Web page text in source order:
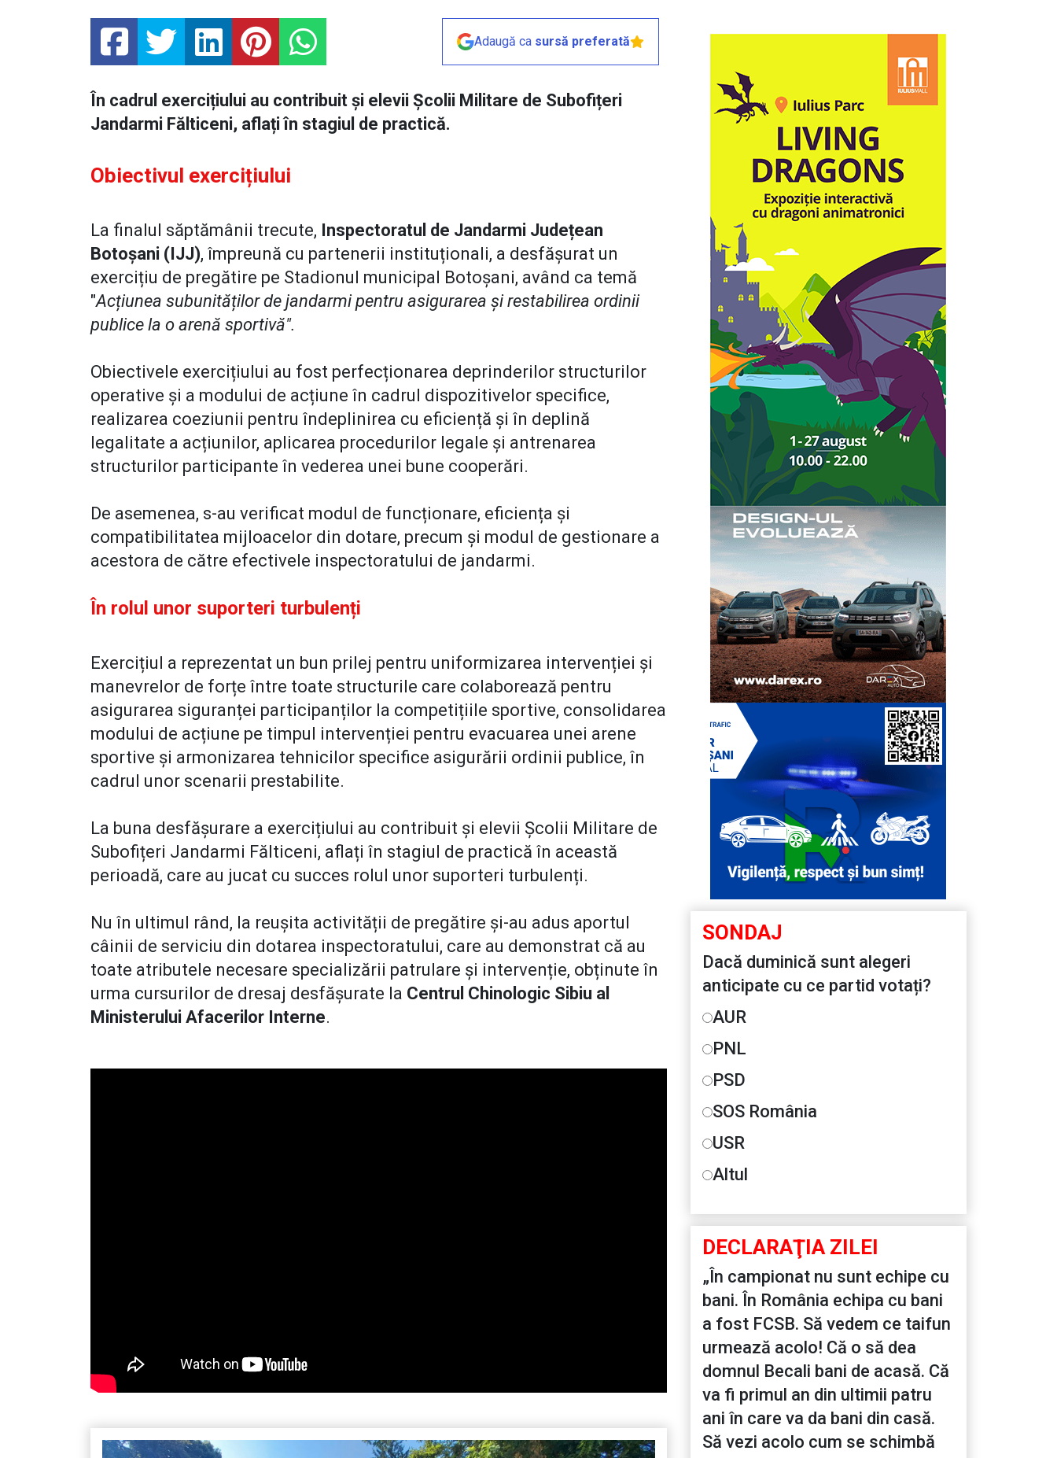
Adaugă ca sursă preferată
În cadrul exercițiului au contribuit și elevii Școlii Militare de Subofițeri
Jandarmi Fălticeni, aflați în stagiul de practică.
Obiectivul exercițiului
La finalul săptămânii trecute, Inspectoratul de Jandarmi Județean
Botoșani (IJJ), împreună cu partenerii instituționali, a desfășurat un
exercițiu de pregătire pe Stadionul municipal Botoșani, având ca temă
"Acțiunea subunităților de jandarmi pentru asigurarea și restabilirea ordinii
publice la o arenă sportivă".
Obiectivele exercițiului au fost perfecționarea deprinderilor structurilor
operative și a modului de acțiune în cadrul dispozitivelor specifice,
realizarea coeziunii pentru îndeplinirea cu eficiență și în deplină
legalitate a acțiunilor, aplicarea procedurilor legale și antrenarea
structurilor participante în vederea unei bune cooperări.
De asemenea, s-au verificat modul de funcționare, eficiența și
compatibilitatea mijloacelor din dotare, precum și modul de gestionare a
acestora de către efectivele inspectoratului de jandarmi.
În rolul unor suporteri turbulenți
Exercițiul a reprezentat un bun prilej pentru uniformizarea intervenției și
manevrelor de forțe între toate structurile care colaborează pentru
asigurarea siguranței participanților la competițiile sportive, consolidarea
modului de acțiune pe timpul intervenției pentru evacuarea unei arene
sportive și armonizarea tehnicilor specifice asigurării ordinii publice, în
cadrul unor scenarii prestabilite.
La buna desfășurare a exercițiului au contribuit și elevii Școlii Militare de
Subofițeri Jandarmi Fălticeni, aflați în stagiul de practică în această
perioadă, care au jucat cu succes rolul unor suporteri turbulenți.
Nu în ultimul rând, la reușita activității de pregătire și-au adus aportul
câinii de serviciu din dotarea inspectoratului, care au demonstrat că au
toate atributele necesare specializării patrulare și intervenție, obținute în
urma cursurilor de dresaj desfășurate la Centrul Chinologic Sibiu al
Ministerului Afacerilor Interne.
SONDAJ
Dacă duminică sunt alegeri
anticipate cu ce partid votați?
AUR
PNL
PSD
SOS România
USR
Altul
DECLARAŢIA ZILEI
„În campionat nu sunt echipe cu
bani. În România echipa cu bani
a fost FCSB. Să vedem ce taifun
urmează acolo! Că o să dea
domnul Becali bani de acasă. Că
va fi primul an din ultimii patru
ani în care va da bani din casă.
Să vezi acolo cum se schimbă